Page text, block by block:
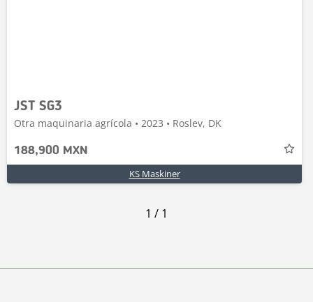
JST SG3
Otra maquinaria agrícola • 2023 • Roslev, DK
188,900 MXN
KS Maskiner
1 / 1